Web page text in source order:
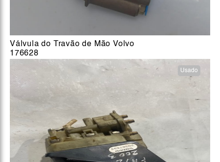
Válvula do Travão de Mão Volvo
176628
Usado